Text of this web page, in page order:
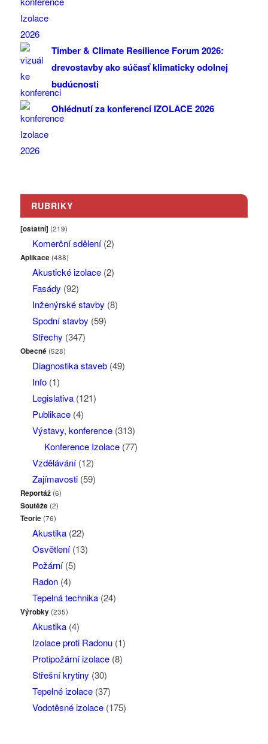
Timber & Climate Resilience Forum 2026:
drevostavby ako súčasť klimaticky odolnej
budúcnosti
Ohlédnutí za konferencí IZOLACE 2026
RUBRIKY
[ostatní] (219)
Komerční sdělení(2)
Aplikace (488)
Akustické izolace(2)
Fasády (92)
Inženýrské stavby (8)
Spodní stavby (59)
Střechy (347)
Obecné (528)
Diagnostika staveb(49)
Info(1)
Legislativa(121)
Publikace(4)
Výstavy, konference(313)
Konference Izolace(77)
Vzdělávání(12)
Zajímavosti(59)
Reportáž(6)
Soutěže (2)
Teorie (76)
Akustika(22)
Osvětlení(13)
Požární(5)
Radon(4)
Tepelná technika(24)
Výrobky(235)
Akustika(4)
Izolace proti Radonu(1)
Protipožární izolace(8)
Střešní krytiny (30)
Tepelné izolace(37)
Vodotěsné izolace(175)